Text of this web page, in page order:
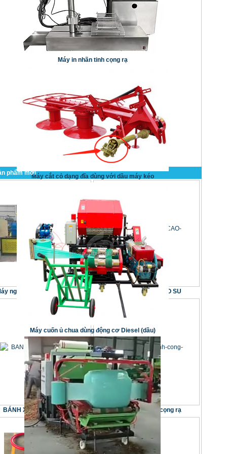
Máy in nhãn tinh cọng rạ
Máy cắt cỏ dạng đĩa dùng với dầu máy kéo
Máy cuốn ủ chua dùng động cơ Diesel (dầu)
phẩm mới
nghiền rơm XM-SSJ-800 BÁNH XE H350 CAO SU
BÁNH XE H350 CAO SU Máy in nhãn tinh cọng rạ